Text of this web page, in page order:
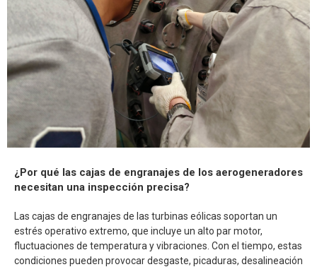
¿Por qué las cajas de engranajes de los aerogeneradores
necesitan una inspección precisa?
Las cajas de engranajes de las turbinas eólicas soportan un
estrés operativo extremo, que incluye un alto par motor,
fluctuaciones de temperatura y vibraciones. Con el tiempo, estas
condiciones pueden provocar desgaste, picaduras, desalineación